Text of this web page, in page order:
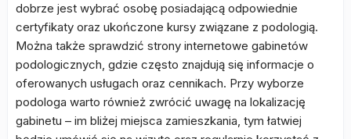
dobrze jest wybrać osobę posiadającą odpowiednie
certyfikaty oraz ukończone kursy związane z podologią.
Można także sprawdzić strony internetowe gabinetów
podologicznych, gdzie często znajdują się informacje o
oferowanych usługach oraz cennikach. Przy wyborze
podologa warto również zwrócić uwagę na lokalizację
gabinetu – im bliżej miejsca zamieszkania, tym łatwiej